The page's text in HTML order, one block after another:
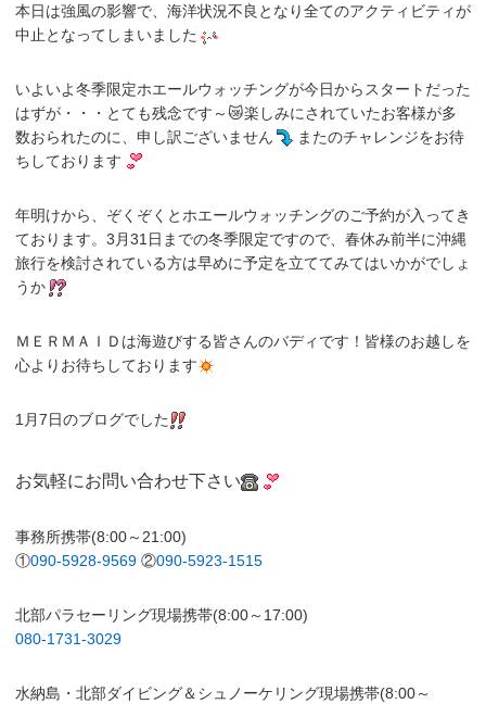
本日は強風の影響で、海洋状況不良となり全てのアクティビティが
中止となってしまいました
いよいよ冬季限定ホエールウォッチングが今日からスタートだった
はずが・・・とても残念です～😿楽しみにされていたお客様が多
数おられたのに、申し訳ございません
またのチャレンジをお待
ちしております
年明けから、ぞくぞくとホエールウォッチングのご予約が入ってき
ております。3月31日までの冬季限定ですので、春休み前半に沖縄
旅行を検討されている方は早めに予定を立ててみてはいかがでしょ
うか
ＭＥＲＭＡＩＤは海遊びする皆さんのバディです！皆様のお越しを
心よりお待ちしております
1月7日のブログでした
お気軽にお問い合わせ下さい
事務所携帯(8:00～21:00)
①090-5928-9569 ②090-5923-1515
北部パラセーリング現場携帯(8:00～17:00)
080-1731-3029
水納島・北部ダイビング＆シュノーケリング現場携帯(8:00～